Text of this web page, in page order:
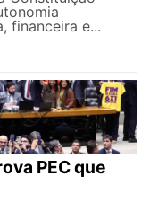
financeira e...
PEC que